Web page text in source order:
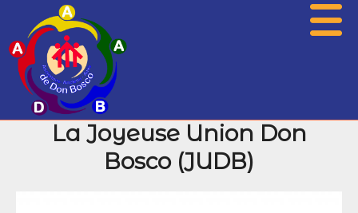
Présentation
La Joyeuse Union Don
Bosco (JUDB)